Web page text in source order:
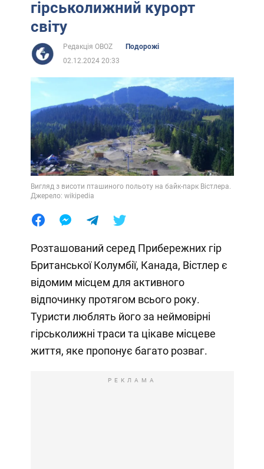
гірськолижний курорт
світу
Редакція OBOZ
Подорожі
02.12.2024 20:33
Вигляд з висоти пташиного польоту на байк-парк Вістлера.
Джерело: wikipedia
Розташований серед Прибережних гір
Британської Колумбії, Канада, Вістлер є
відомим місцем для активного
відпочинку протягом всього року.
Туристи люблять його за неймовірні
гірськолижні траси та цікаве місцеве
життя, яке пропонує багато розваг.
РЕКЛАМА